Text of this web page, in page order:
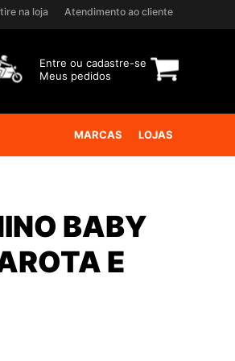
na loja Atendimento ao cliente
Entre ou cadastre-se
Meus pedidos
LOJAS
MARCAS
BABY
E